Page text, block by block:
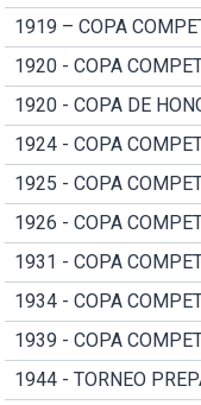
1919 – COPA
1920 - COPA
1920 - COPA DE
1924 - COPA
1925 - COPA
1926 - COPA
1931 - COPA
1934 - COPA
1939 - COPA
1944 - TORNEO